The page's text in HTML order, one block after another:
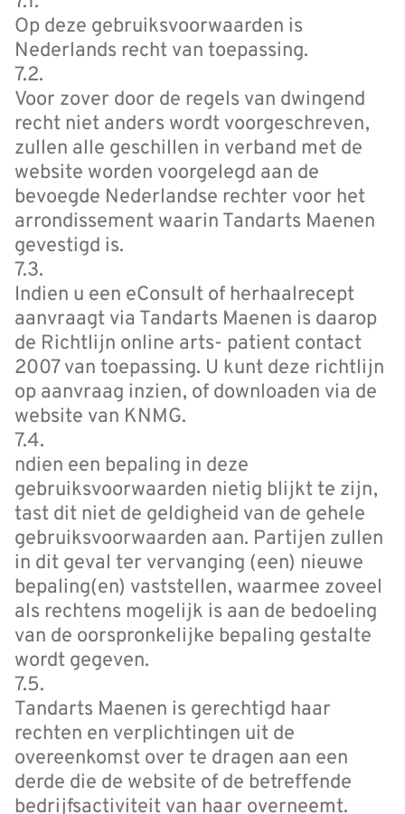
Op deze gebruiksvoorwaarden is
Nederlands recht van toepassing.
7.2.
Voor zover door de regels van dwingend
recht niet anders wordt voorgeschreven,
zullen alle geschillen in verband met de
website worden voorgelegd aan de
bevoegde Nederlandse rechter voor het
arrondissement waarin Tandarts Maenen
gevestigd is.
7.3.
Indien u een eConsult of herhaalrecept
aanvraagt via Tandarts Maenen is daarop
de Richtlijn online arts- patient contact
2007 van toepassing. U kunt deze richtlijn
op aanvraag inzien, of downloaden via de
website van KNMG.
7.4.
ndien een bepaling in deze
gebruiksvoorwaarden nietig blijkt te zijn,
tast dit niet de geldigheid van de gehele
gebruiksvoorwaarden aan. Partijen zullen
in dit geval ter vervanging (een) nieuwe
bepaling(en) vaststellen, waarmee zoveel
als rechtens mogelijk is aan de bedoeling
van de oorspronkelijke bepaling gestalte
wordt gegeven.
7.5.
Tandarts Maenen is gerechtigd haar
rechten en verplichtingen uit de
overeenkomst over te dragen aan een
derde die de website of de betreffende
bedrijfsactiviteit van haar overneemt.